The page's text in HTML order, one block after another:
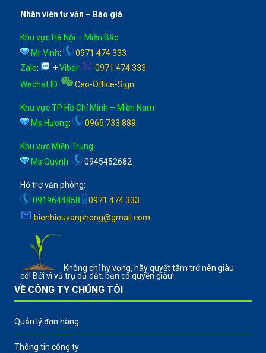
Nhân viên tư vấn – Báo giá
Khu vực Hà Nội – Miền Bắc
Mr Vinh:
0971 474 333
Zalo: +Viber:
0971 474 333
Wechat ID: Ceo-Office-Sign
Khu vực TP Hồ Chí Minh – Miền Nam
Ms Hương: 0965 733 889
Khu vực Miền Trung
Ms Quỳnh: 0945452682
Hỗ trợ văn phòng:
0919644858
0971 474 333
bienhieuvanphong@gmail.com
Không chỉ hy vọng, hãy quyết tâm trở nên giàu
có! Bởi vì vũ trụ dư dật, bạn có quyền giàu!
VỀ CÔNG TY CHÚNG TÔI
Quản lý đơn hàng
Thông tin công ty